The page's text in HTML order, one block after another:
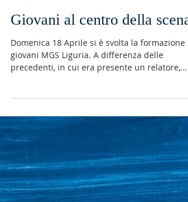
Eleonora Bonfa, Genova
23 apr 2021
Giovani al centro della scena
Domenica 18 Aprile si è svolta la formazione
giovani MGS Liguria. A differenza delle